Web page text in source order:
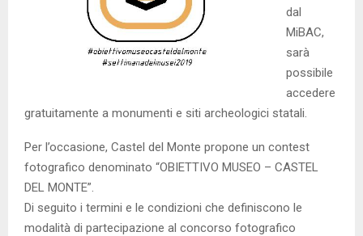
dal
MiBAC,
sarà
possibile
accedere
gratuitamente a monumenti e siti archeologici statali.
Per l’occasione, Castel del Monte propone un contest
fotografico denominato “OBIETTIVO MUSEO – CASTEL
DEL MONTE”.
Di seguito i termini e le condizioni che definiscono le
modalità di partecipazione al concorso fotografico